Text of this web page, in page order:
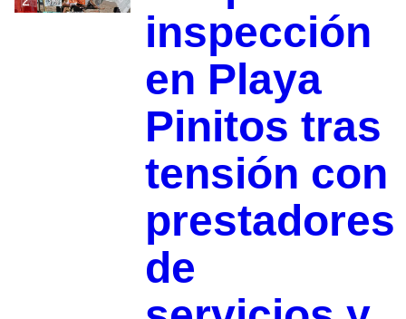
inspección
en Playa
Pinitos tras
tensión con
prestadores
de